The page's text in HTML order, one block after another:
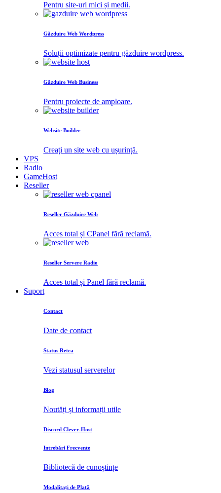
Pentru site-uri mici și medii.
Găzduire Web Wordpress
Soluții optimizate pentru găzduire wordpress.
Găzduire Web Business
Pentru proiecte de amploare.
Website Builder
Creați un site web cu ușurință.
VPS
Radio
GameHost
Reseller
Reseller Găzduire Web
Acces total și CPanel fără reclamă.
Reseller Servere Radio
Acces total și Panel fără reclamă.
Suport
Contact
Date de contact
Status Retea
Vezi statusul serverelor
Blog
Noutăți și informații utile
Discord Clever-Host
Intrebări Frecvente
Bibliotecă de cunoștințe
Modalitați de Plată